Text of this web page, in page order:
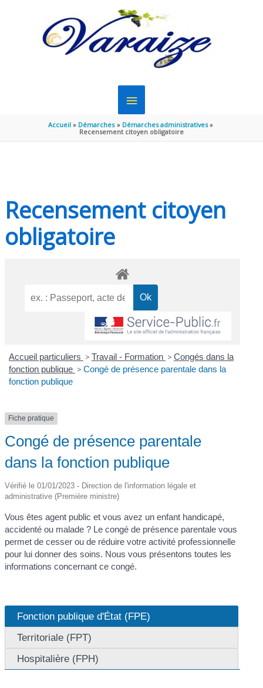
MENU
PRINCIPAL
Accueil Démarches
Démarches administratives
Recensement citoyen obligatoire
Recensement citoyen
obligatoire
Accueil particuliers > Travail - Formation > Congés dans la
fonction publique > Congé de présence parentale dans la
fonction publique
Fiche pratique
Congé de présence parentale
dans la fonction publique
Vérifié le 01/01/2023 - Direction de l'information légale et
administrative (Première ministre)
Vous êtes agent public et vous avez un enfant handicapé,
accidenté ou malade ? Le congé de présence parentale vous
permet de cesser ou de réduire votre activité professionnelle
pour lui donner des soins. Nous vous présentons toutes les
informations concernant ce congé.
Fonction publique d'État (FPE)
Territoriale (FPT)
Hospitalière (FPH)